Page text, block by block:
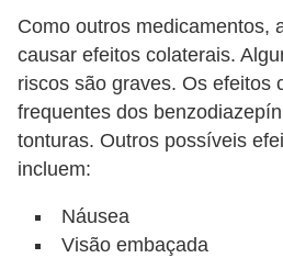
Como outros medicamentos,
causar efeitos colaterais.
riscos são graves. Os efeitos
frequentes dos
tonturas. Outros possíveis
incluem:
Náusea
Visão embaçada